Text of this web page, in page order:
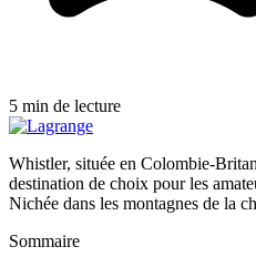
5 min de lecture
Whistler, située en Colombie-
destination de choix pour les
Nichée dans les montagnes de la
Sommaire